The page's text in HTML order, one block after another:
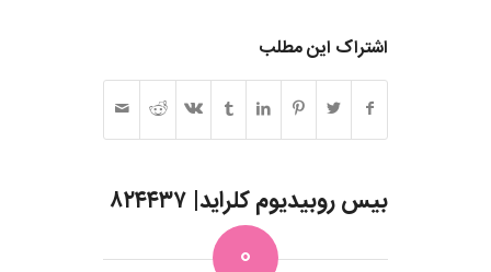
اشتراک این مطلب
بیس روبیدیوم کلراید| ۸۲۴۴۳۷
0